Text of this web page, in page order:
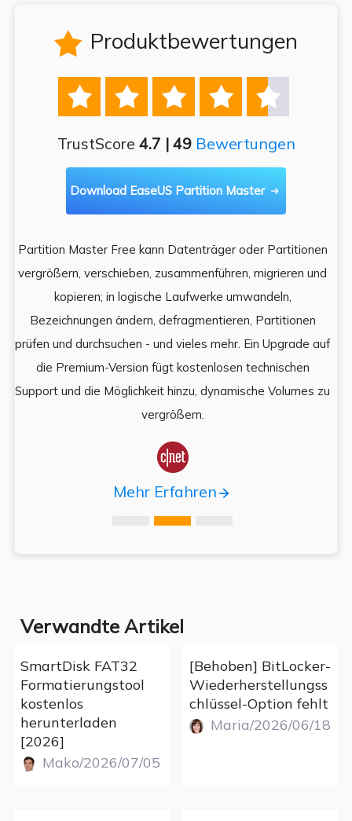
 Produktbewertungen
    
TrustScore 4.7 | 49 Bewertungen
Download EaseUS Partition Master 
Partition Master Free kann Datenträger oder Partitionen
vergrößern, verschieben, zusammenführen, migrieren und
kopieren; in logische Laufwerke umwandeln,
Bezeichnungen ändern, defragmentieren, Partitionen
prüfen und durchsuchen - und vieles mehr. Ein Upgrade auf
die Premium-Version fügt kostenlosen technischen
Support und die Möglichkeit hinzu, dynamische Volumes zu
vergrößern.

Mehr Erfahren
Verwandte Artikel
SmartDisk FAT32
Formatierungstool
kostenlos
herunterladen
[2026]
Mako/2026/07/05
[Behoben] BitLocker-
Wiederherstellungss
chlüssel-Option fehlt
Maria/2026/06/18